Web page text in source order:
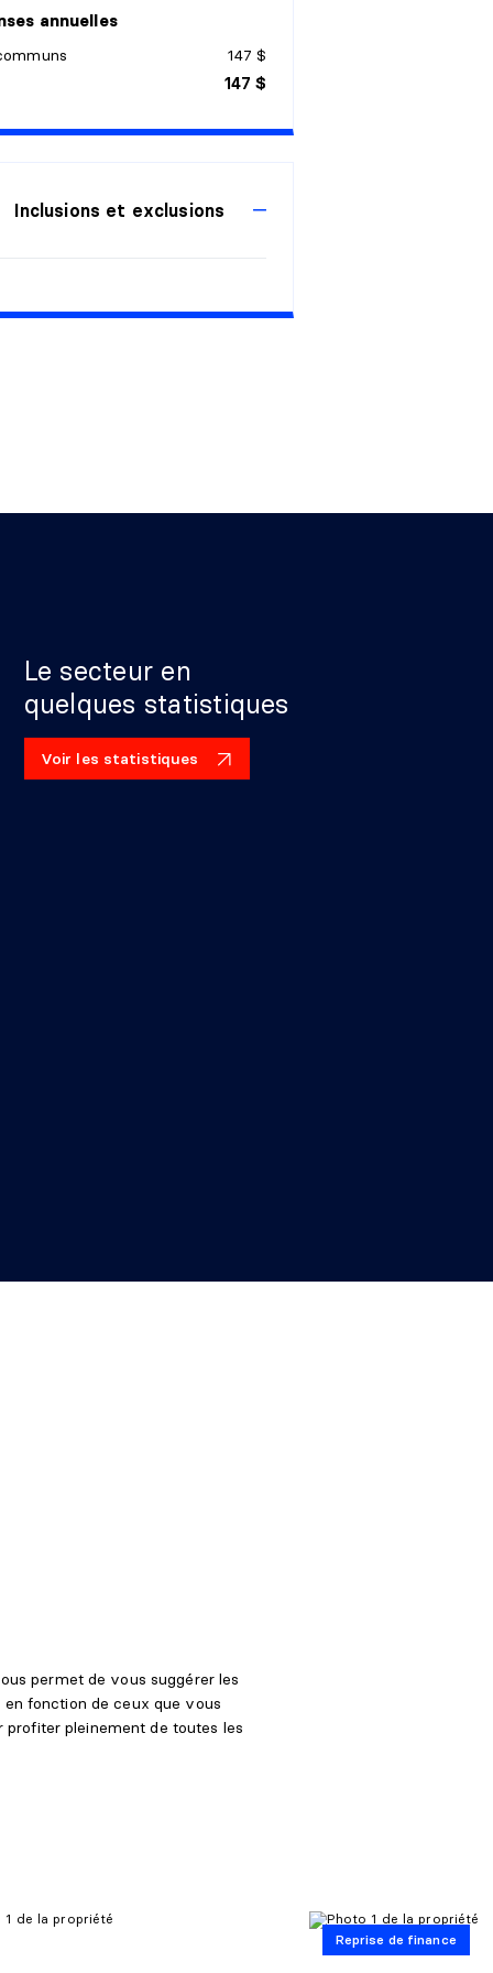
annuelles
147 $
147 $
Inclusions et exclusions
Le secteur en
quelques statistiques
Voir les statistiques
permet de vous suggérer les
fonction de ceux que vous
pleinement de toutes les
Reprise de finance